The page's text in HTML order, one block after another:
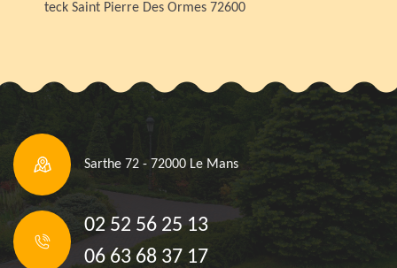
teck Saint Pierre Des Ormes 72600
Sarthe 72 - 72000 Le Mans
02 52 56 25 13
06 63 68 37 17